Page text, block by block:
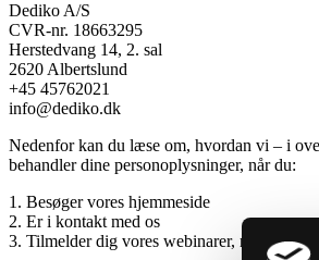
Dediko A/S
CVR-nr. 18663295
Herstedvang 14, 2. sal
2620 Albertslund
+45 45762021
info@dediko.dk
Nedenfor kan du læse om, hvordan vi – i
behandler dine personoplysninger, når du:
1. Besøger vores hjemmeside
2. Er i kontakt med os
3. Tilmelder dig vores webinarer,